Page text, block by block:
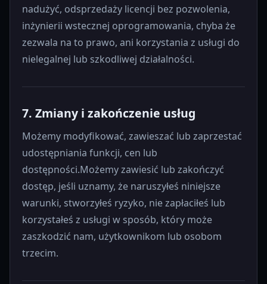
nadużyć, odsprzedaży licencji bez pozwolenia,
inżynierii wstecznej oprogramowania, chyba że
zezwala na to prawo, ani korzystania z usługi do
nielegalnej lub szkodliwej działalności.
7. Zmiany i zakończenie usług
Możemy modyfikować, zawieszać lub zaprzestać
udostępniania funkcji, cen lub
dostępności.Możemy zawiesić lub zakończyć
dostęp, jeśli uznamy, że naruszyłeś niniejsze
warunki, stworzyłeś ryzyko, nie zapłaciłeś lub
korzystałeś z usługi w sposób, który może
zaszkodzić nam, użytkownikom lub osobom
trzecim.